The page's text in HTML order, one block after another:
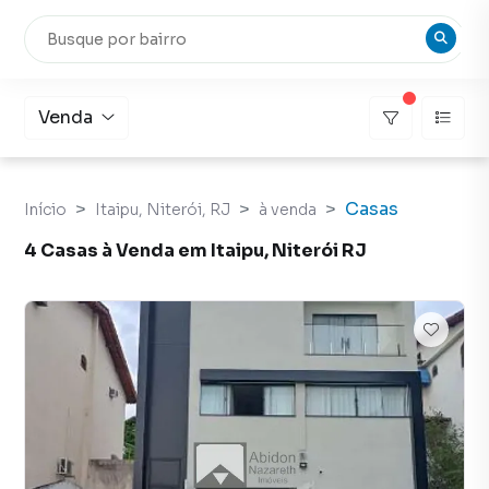
Venda
Início Itaipu, Niterói, RJ à venda
Casas
4 Casas à Venda em Itaipu, Niterói RJ